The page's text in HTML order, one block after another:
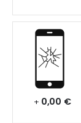
+ 0,00 €